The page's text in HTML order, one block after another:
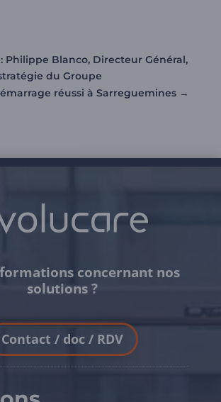
Philippe Blanco, Directeur Général,
du Groupe
réussi à Sarreguemines →
concernant nos
solutions ?
Contact / doc / RDV